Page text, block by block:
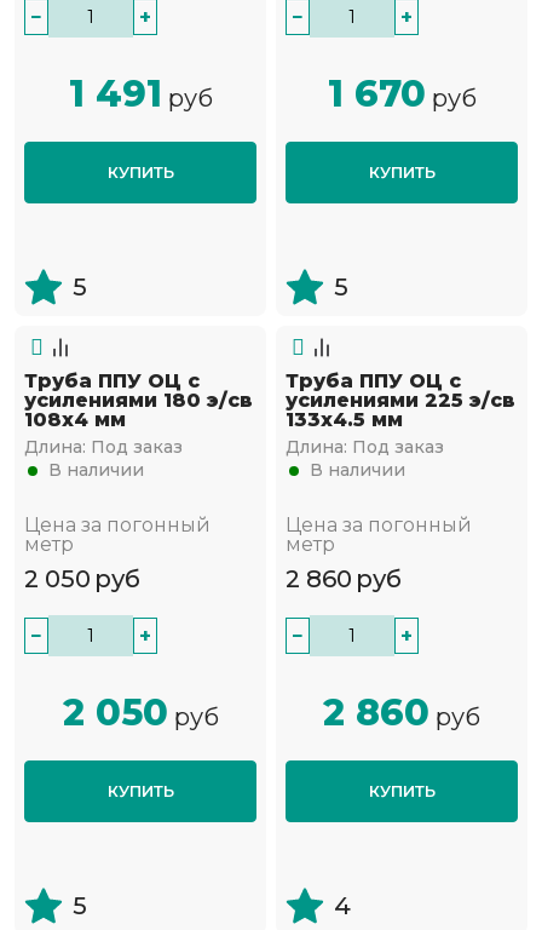
− +
1 491 руб
КУПИТЬ
5
− +
1 670 руб
КУПИТЬ
5
Труба ППУ ОЦ с
усилениями 180 э/св
108х4 мм
Длина: Под заказ
В наличии
Цена за погонный
метр
2 050 руб
− +
2 050 руб
КУПИТЬ
5
Труба ППУ ОЦ с
усилениями 225 э/св
133х4.5 мм
Длина: Под заказ
В наличии
Цена за погонный
метр
2 860 руб
− +
2 860 руб
КУПИТЬ
4